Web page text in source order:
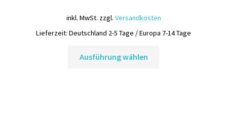
inkl. MwSt. zzgl. Versandkosten
Lieferzeit: Deutschland 2-5 Tage / Europa 7-14 Tage
Ausführung wählen